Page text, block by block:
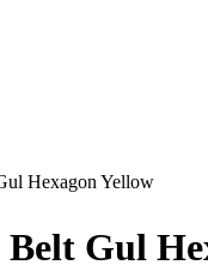
Hexagon Yellow
Gul